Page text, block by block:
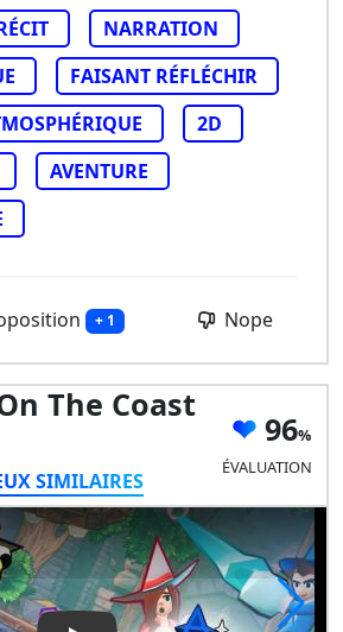
NARRATION
FAISANT RÉFLÉCHIR
2D
AVENTURE
+ 1 Nope
The Coast
SIMILAIRES
96
ÉVALUATION